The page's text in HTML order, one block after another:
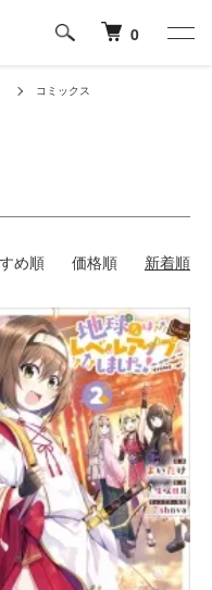
0
コミックス
め順 価格順 新着順